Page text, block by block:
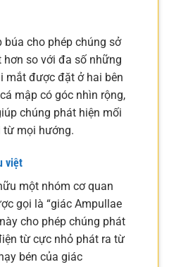
cho phép chúng sở
so với đa số những
mắt được đặt ở hai bên
mập có góc nhìn rộng,
chúng phát hiện mối
từ mọi hướng.
việt
một nhóm cơ quan
gọi là “giác Ampullae
cho phép chúng phát
từ cực nhỏ phát ra từ
bén của giác